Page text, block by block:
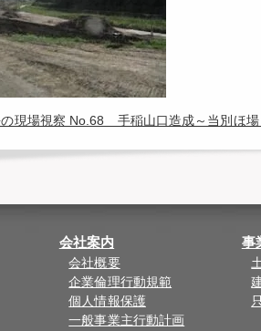
現場視察 No.68 手稲山口造成～当別ほ
会社案内
会社概要
企業倫理行動規範
個人情報保護
一般事業主行動計画
事